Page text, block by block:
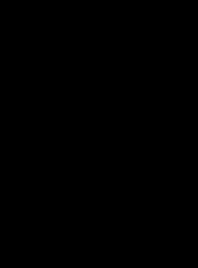
los detalles sobre
en el menú